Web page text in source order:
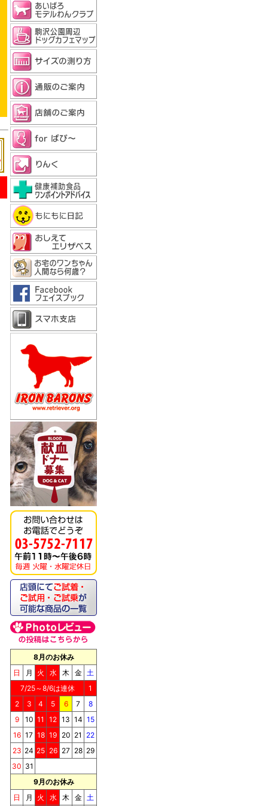
8月のお休み
日
月 火 水 木 金 土
7/25～8/6は連休
1
2
3 4 5 6 7
8
9
10 11 12 13 14 15
16 17 18 19 20 21
22
23 24 25 26 27 28 29
30 31
9月のお休み
日
月 火 水 木 金 土
《キッチンドッグ！》モ
ンデリ
《キッチンドッグ！》ブ
リス（至福のケーキ）
《キッチンドッグ！》シ
ョコラッティ（至福のケ
ーキ）